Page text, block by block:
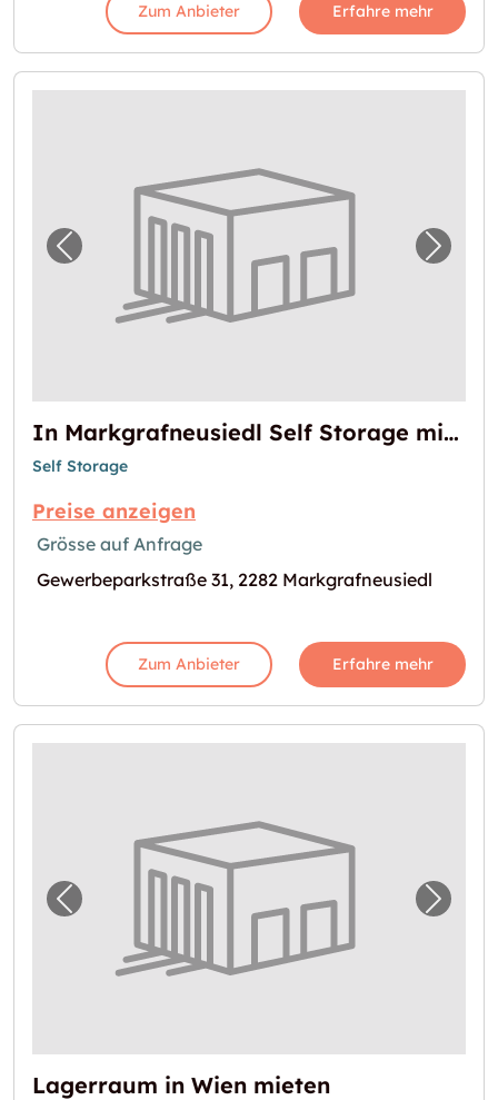
Zum Anbieter Erfahre mehr
Vorheriges Bild für "In Markgrafneusiedl
In Markgrafneusiedl Self Storage mieten
Self Storage
Preise anzeigen
Grösse auf Anfrage
Gewerbeparkstraße 31, 2282 Markgrafneusiedl
Zum Anbieter Erfahre mehr
Vorheriges Bild für "Lagerraum in Wien
Lagerraum in Wien mieten